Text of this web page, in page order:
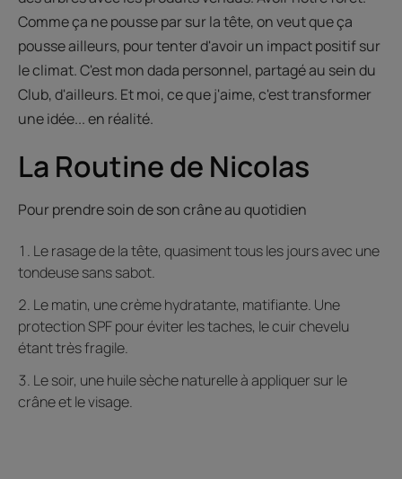
Comme ça ne pousse par sur la tête, on veut que ça
pousse ailleurs, pour tenter d'avoir un impact positif sur
le climat. C'est mon dada personnel, partagé au sein du
Club, d'ailleurs. Et moi, ce que j'aime, c'est transformer
une idée... en réalité.
La Routine de Nicolas
Pour prendre soin de son crâne au quotidien
Le rasage de la tête, quasiment tous les jours avec une
tondeuse sans sabot.
Le matin, une crème hydratante, matifiante. Une
protection SPF pour éviter les taches, le cuir chevelu
étant très fragile.
Le soir, une huile sèche naturelle à appliquer sur le
crâne et le visage.